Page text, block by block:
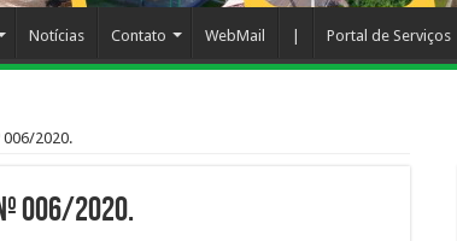
Notícias Contato WebMail Portal de Serviços
006/2020.
006/2020.